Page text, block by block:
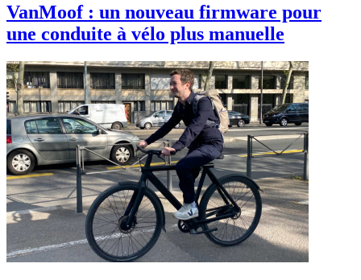
VanMoof : un nouveau firmware pour
une conduite à vélo plus manuelle